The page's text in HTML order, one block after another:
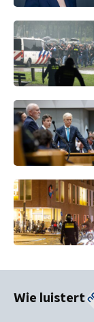
Wie luistert